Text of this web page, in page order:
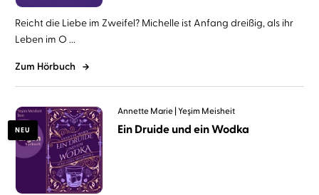
Reicht die Liebe im Zweifel? Michelle ist Anfang dreißig, als ihr
Leben im O ...
Zum Hörbuch
NEU
Annette Marie Yeşim Meisheit
Ein Druide und ein Wodka